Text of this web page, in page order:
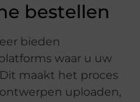
bestellen
bieden
waar u uw
maakt het proces
uploaden,